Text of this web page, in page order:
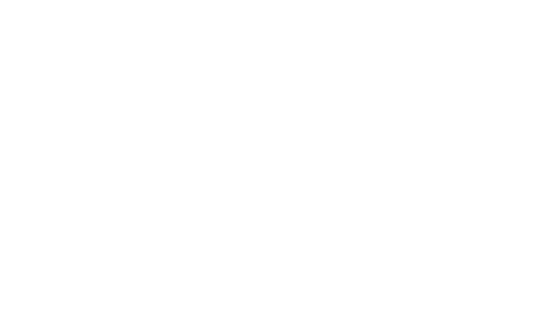
Петербурге, ЛО и МО (не далее 20 км от
Рязань, Кострома, Иваново, Самара,
без примерки с предоплатой.
с примеркой без предоплаты для Москвы,
Надым, Рязань, Кострома, Иваново,